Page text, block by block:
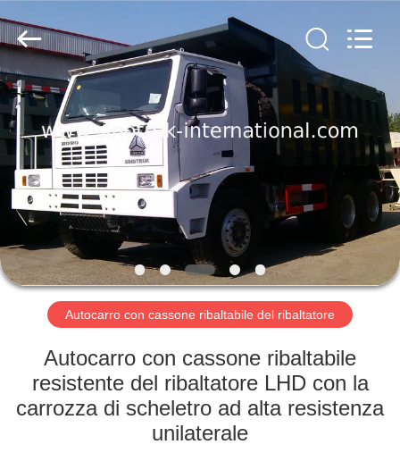
CASA.
PRODOTTI
SU
NOI
VISITA
ALLA
FABBRICA
CONTROLLO
INTERNATIONAL
CO.,
LTD..
All
Rights
Reserved.
Autocarro con cassone ribaltabile del ribaltatore
Autocarro con cassone ribaltabile
resistente del ribaltatore LHD con la
carrozza di scheletro ad alta resistenza
unilaterale